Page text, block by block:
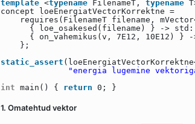
template <typename FilenameT, typename
concept loeEnergiatVectorKorrektne =
requires(FilenameT filename,
{ loe_osakesed(filename) } ->
{ on_vahemikus(v, 7E12, 10E12) } -
};
static_assert
"energia lugemine
int main() { return 0; }
1. Omatehtud vektor